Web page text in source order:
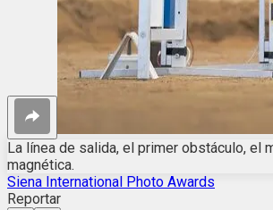
La línea de salida, el primer obstáculo, el
magnética.
Siena International Photo Awards
Reportar